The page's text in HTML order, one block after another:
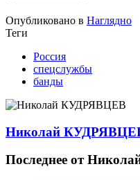
Опубликовано в Наглядно
Теги
Россия
спецслужбы
банды
Николай
Последнее от